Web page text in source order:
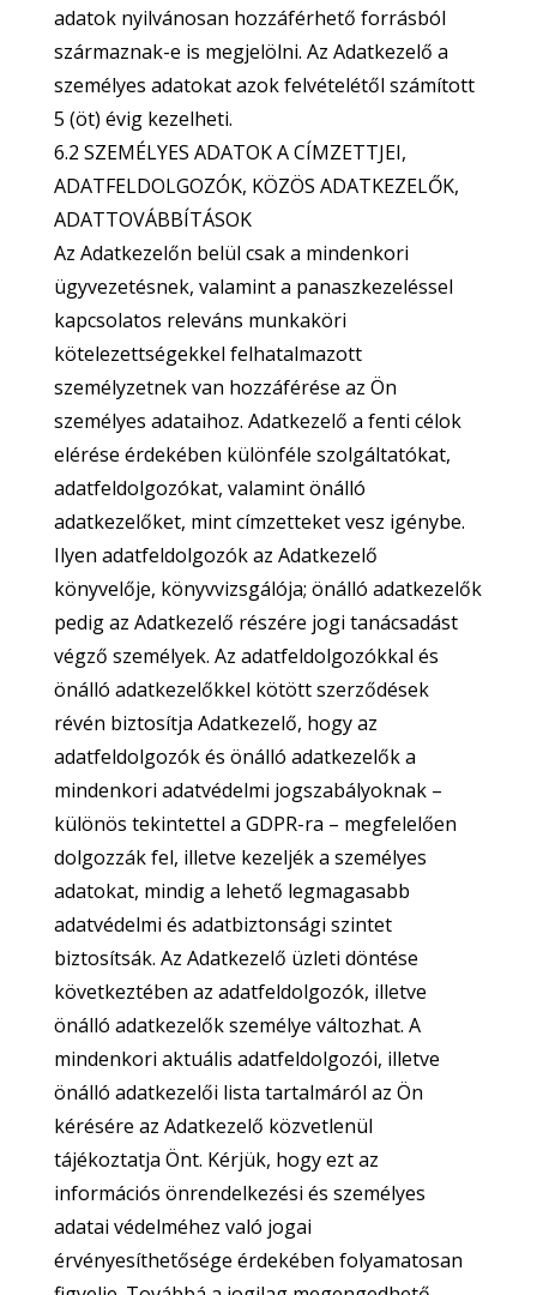
adatok nyilvánosan hozzáférhető forrásból
származnak-e is megjelölni. Az Adatkezelő a
személyes adatokat azok felvételétől számított
5 (öt) évig kezelheti.
6.2 SZEMÉLYES ADATOK A CÍMZETTJEI,
ADATFELDOLGOZÓK, KÖZÖS ADATKEZELŐK,
ADATTOVÁBBÍTÁSOK
Az Adatkezelőn belül csak a mindenkori
ügyvezetésnek, valamint a panaszkezeléssel
kapcsolatos releváns munkaköri
kötelezettségekkel felhatalmazott
személyzetnek van hozzáférése az Ön
személyes adataihoz. Adatkezelő a fenti célok
elérése érdekében különféle szolgáltatókat,
adatfeldolgozókat, valamint önálló
adatkezelőket, mint címzetteket vesz igénybe.
Ilyen adatfeldolgozók az Adatkezelő
könyvelője, könyvvizsgálója; önálló adatkezelők
pedig az Adatkezelő részére jogi tanácsadást
végző személyek. Az adatfeldolgozókkal és
önálló adatkezelőkkel kötött szerződések
révén biztosítja Adatkezelő, hogy az
adatfeldolgozók és önálló adatkezelők a
mindenkori adatvédelmi jogszabályoknak –
különös tekintettel a GDPR-ra – megfelelően
dolgozzák fel, illetve kezeljék a személyes
adatokat, mindig a lehető legmagasabb
adatvédelmi és adatbiztonsági szintet
biztosítsák. Az Adatkezelő üzleti döntése
következtében az adatfeldolgozók, illetve
önálló adatkezelők személye változhat. A
mindenkori aktuális adatfeldolgozói, illetve
önálló adatkezelői lista tartalmáról az Ön
kérésére az Adatkezelő közvetlenül
tájékoztatja Önt. Kérjük, hogy ezt az
információs önrendelkezési és személyes
adatai védelméhez való jogai
érvényesíthetősége érdekében folyamatosan